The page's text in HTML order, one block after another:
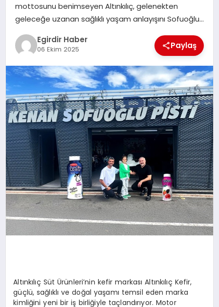
YAŞAM
mottosunu benimseyen Altınkılıç, gelenekten
geleceğe uzanan sağlıklı yaşam anlayışını Sofuoğlu…
Egirdir Haber
06 Ekim 2025 Paylaş
Altınkılıç Süt Ürünleri’nin kefir markası Altınkılıç Kefir,
güçlü, sağlıklı ve doğal yaşamı temsil eden marka
kimliğini yeni bir iş birliğiyle taçlandırıyor. Motor